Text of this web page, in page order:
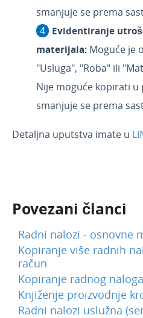
smanjuje se prema
Evidentiranje
materijala: Moguće je
"Usluga", "Roba" ili
Nije moguće kopirati u
smanjuje se prema
Detaljna uputstva imate u
Povezani članci
Radni nalozi - osnovne
Kopiranje više radnih
račun
Kopiranje radnog
Knjiženje proizvodnje
Radni nalozi uslužna